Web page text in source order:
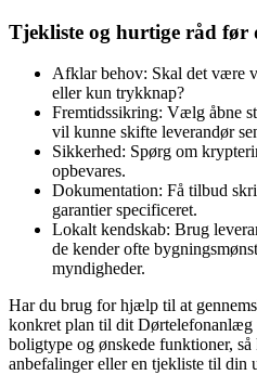
Tjekliste og hurtige råd før
Afklar behov: Skal det være
eller kun trykknap?
Fremtidssikring: Vælg åbne
vil kunne skifte leverandør
Sikkerhed: Spørg om
opbevares.
Dokumentation: Få tilbud
garantier specificeret.
Lokalt kendskab: Brug
de kender ofte
myndigheder.
Har du brug for hjælp til at
konkret plan til dit
boligtype og ønskede funktioner,
anbefalinger eller en tjekliste til din